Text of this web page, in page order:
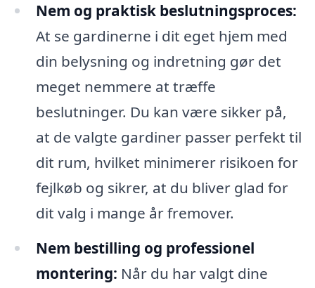
Nem og praktisk beslutningsproces:
At se gardinerne i dit eget hjem med
din belysning og indretning gør det
meget nemmere at træffe
beslutninger. Du kan være sikker på,
at de valgte gardiner passer perfekt til
dit rum, hvilket minimerer risikoen for
fejlkøb og sikrer, at du bliver glad for
dit valg i mange år fremover.
Nem bestilling og professionel
montering: Når du har valgt dine